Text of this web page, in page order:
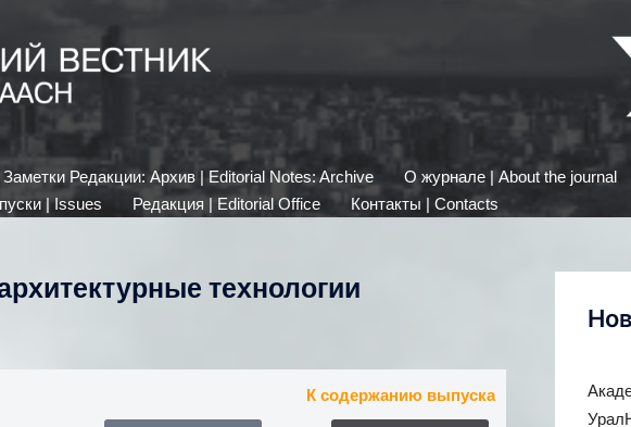
Заметки Редакции: Архив | Editorial Notes: Archive О журнале | About the journal
| Issues
Редакция | Editorial Office Контакты | Contacts
технологии
К содержанию выпуска